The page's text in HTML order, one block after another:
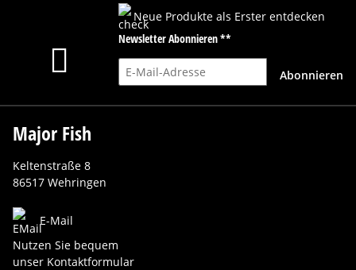
Neue Produkte als Erster entdecken
Newsletter Abonnieren **
E-Mail-Adresse
Abonnieren
Major Fish
Keltenstraße 8
86517 Wehringen
E-Mail
Nutzen Sie bequem
unser Kontaktformular